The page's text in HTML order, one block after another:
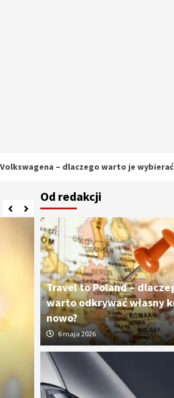
– dlaczego warto je wybierać?
Od redakcji
Travel to Poland –
warto odkrywać własny
nowo?
6 maja 2026